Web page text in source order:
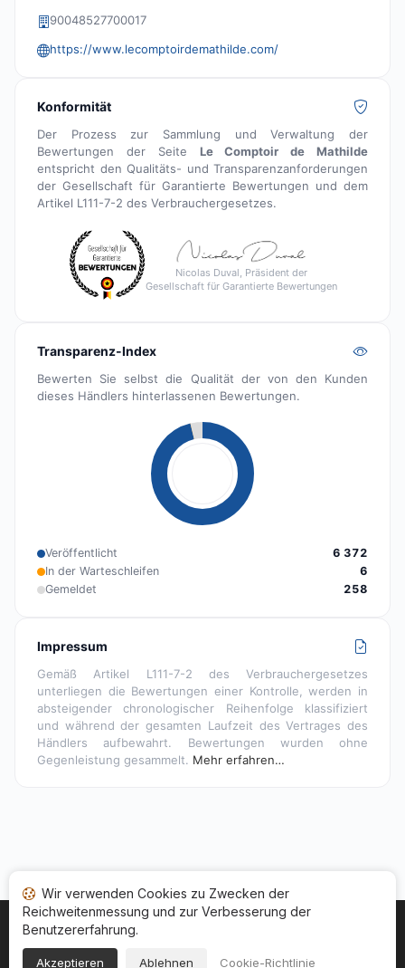
90048527700017
https://www.lecomptoirdemathilde.com/
Konformität
Der Prozess zur Sammlung und Verwaltung der
Bewertungen der Seite Le Comptoir de Mathilde
entspricht den Qualitäts- und Transparenzanforderungen
der Gesellschaft für Garantierte Bewertungen und dem
Artikel L111-7-2 des Verbrauchergesetzes.
Nicolas Duval, Präsident der
Gesellschaft für Garantierte Bewertungen
Transparenz-Index
Bewerten Sie selbst die Qualität der von den Kunden
dieses Händlers hinterlassenen Bewertungen.
Veröffentlicht
6 372
In der Warteschleifen
6
Gemeldet
258
Impressum
Gemäß Artikel L111-7-2 des Verbrauchergesetzes
unterliegen die Bewertungen einer Kontrolle, werden in
absteigender chronologischer Reihenfolge klassifiziert
und während der gesamten Laufzeit des Vertrages des
Händlers aufbewahrt. Bewertungen wurden ohne
Gegenleistung gesammelt. Mehr erfahren…
Startseite Ihr Bewertungsstatus
Allgemeine Nutzungsbedingugen
Wir verwenden Cookies zu Zwecken der
Reichweitenmessung und zur Verbesserung der
Benutzererfahrung.
Akzeptieren Ablehnen Cookie-Richtlinie